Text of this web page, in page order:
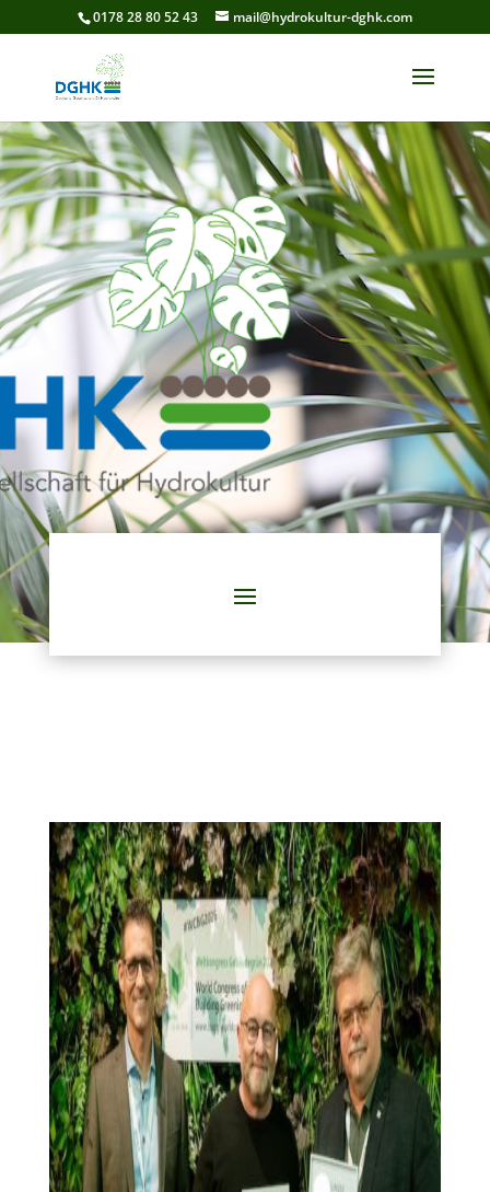
0178 28 80 52 43 mail@hydrokultur-dghk.com